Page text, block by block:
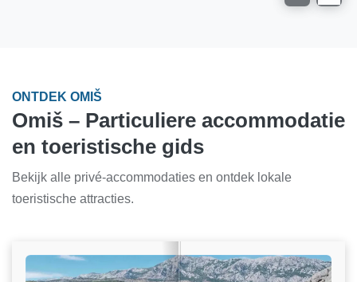
ONTDEK OMIŠ
Omiš – Particuliere accommodatie
en toeristische gids
Bekijk alle privé-accommodaties en ontdek lokale
toeristische attracties.